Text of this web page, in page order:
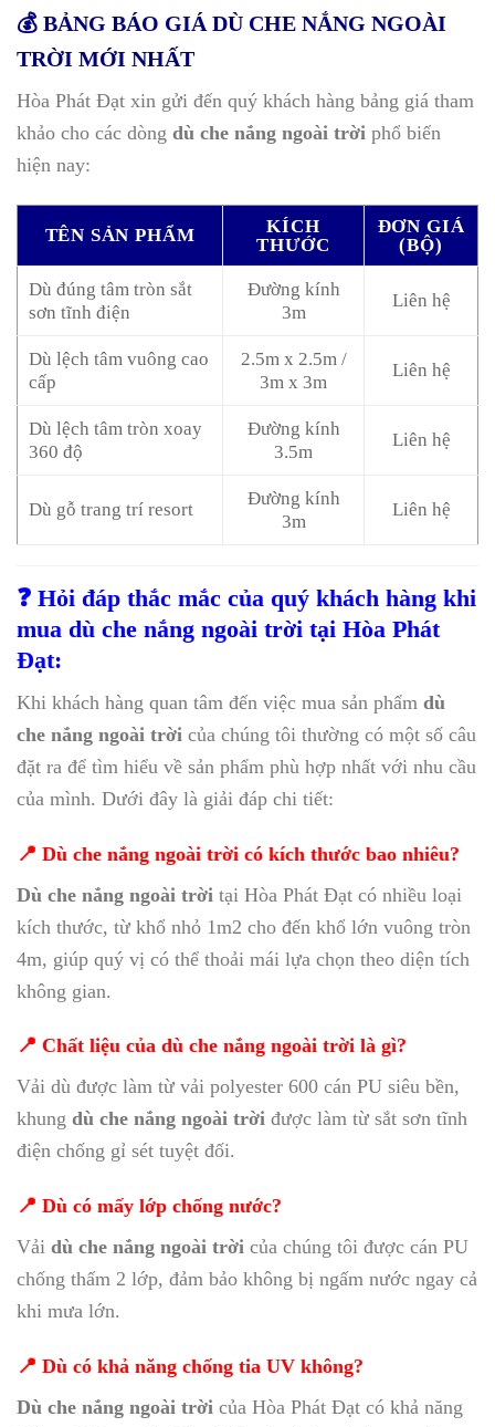
💰 BẢNG BÁO GIÁ DÙ CHE NẮNG NGOÀI
TRỜI MỚI NHẤT
Hòa Phát Đạt xin gửi đến quý khách hàng bảng giá tham
khảo cho các dòng dù che nắng ngoài trời phổ biến
hiện nay:
TÊN SẢN PHẨM
KÍCH
THƯỚC
ĐƠN GIÁ
(BỘ)
Dù đúng tâm tròn sắt
sơn tĩnh điện
Đường kính
3m
Liên hệ
Dù lệch tâm vuông cao
cấp
2.5m x 2.5m /
3m x 3m
Liên hệ
Dù lệch tâm tròn xoay
360 độ
Đường kính
3.5m
Liên hệ
Dù gỗ trang trí resort
Đường kính
3m
Liên hệ
❓ Hỏi đáp thắc mắc của quý khách hàng khi
mua dù che nắng ngoài trời tại Hòa Phát
Đạt:
Khi khách hàng quan tâm đến việc mua sản phẩm dù
che nắng ngoài trời của chúng tôi thường có một số câu
đặt ra để tìm hiểu về sản phẩm phù hợp nhất với nhu cầu
của mình. Dưới đây là giải đáp chi tiết:
📍 Dù che nắng ngoài trời có kích thước bao nhiêu?
Dù che nắng ngoài trời tại Hòa Phát Đạt có nhiều loại
kích thước, từ khổ nhỏ 1m2 cho đến khổ lớn vuông tròn
4m, giúp quý vị có thể thoải mái lựa chọn theo diện tích
không gian.
📍 Chất liệu của dù che nắng ngoài trời là gì?
Vải dù được làm từ vải polyester 600 cán PU siêu bền,
khung dù che nắng ngoài trời được làm từ sắt sơn tĩnh
điện chống gỉ sét tuyệt đối.
📍 Dù có mấy lớp chống nước?
Vải dù che nắng ngoài trời của chúng tôi được cán PU
chống thấm 2 lớp, đảm bảo không bị ngấm nước ngay cả
khi mưa lớn.
📍 Dù có khả năng chống tia UV không?
Dù che nắng ngoài trời của Hòa Phát Đạt có khả năng